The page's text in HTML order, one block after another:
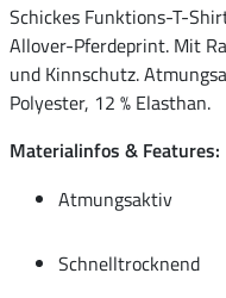
Schickes Funktions-T-
Allover-Pferdeprint. Mit
und Kinnschutz.
Polyester, 12 % Elasthan.
Materialinfos & Features:
Atmungsaktiv
Schnelltrocknend